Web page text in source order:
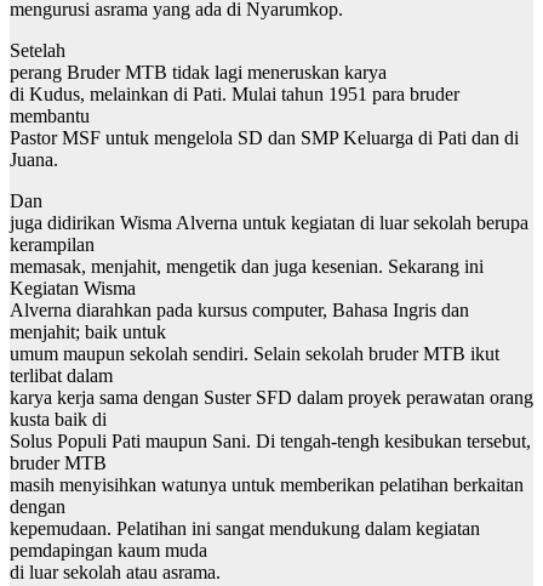
mengurusi asrama yang ada di Nyarumkop.
Setelah
perang Bruder MTB tidak lagi meneruskan karya
di Kudus, melainkan di Pati. Mulai tahun 1951 para bruder
membantu
Pastor MSF untuk mengelola SD dan SMP Keluarga di Pati dan di
Juana.
Dan
juga didirikan Wisma Alverna untuk kegiatan di luar sekolah berupa
kerampilan
memasak, menjahit, mengetik dan juga kesenian. Sekarang ini
Kegiatan Wisma
Alverna diarahkan pada kursus computer, Bahasa Ingris dan
menjahit; baik untuk
umum maupun sekolah sendiri. Selain sekolah bruder MTB ikut
terlibat dalam
karya kerja sama dengan Suster SFD dalam proyek perawatan orang
kusta baik di
Solus Populi Pati maupun Sani. Di tengah-tengh kesibukan tersebut,
bruder MTB
masih menyisihkan watunya untuk memberikan pelatihan berkaitan
dengan
kepemudaan. Pelatihan ini sangat mendukung dalam kegiatan
pemdapingan kaum muda
di luar sekolah atau asrama.